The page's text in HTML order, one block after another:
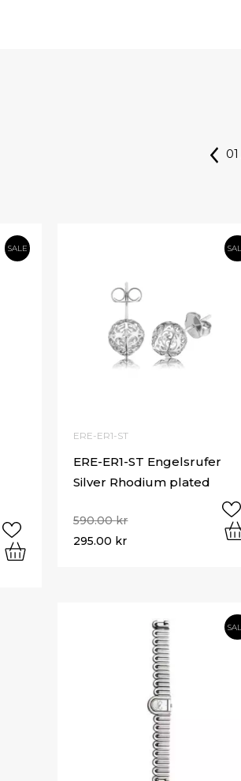
01
SALE
ERE-ER1-ST
ERE-ER1-ST Engelsrufer
Silver Rhodium plated
590.00kr
295.00 kr